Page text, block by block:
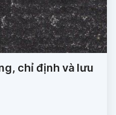
chỉ định và lưu